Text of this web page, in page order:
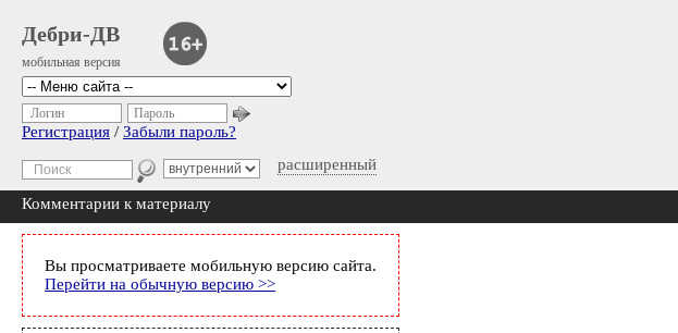
Дебри-ДВ
мобильная версия
расширенный
Логин Пароль
Регистрация / Забыли пароль?
Комментарии к материалу
Вы просматриваете мобильную версию сайта.
Перейти на обычную версию >>